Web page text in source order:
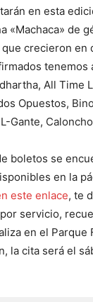
en esta
«Machaca» de
crecieron en
tenemos
All Time
Opuestos,
Gante,
boletos se
en la
este enlace, te
servicio,
en el Parque
la cita será el